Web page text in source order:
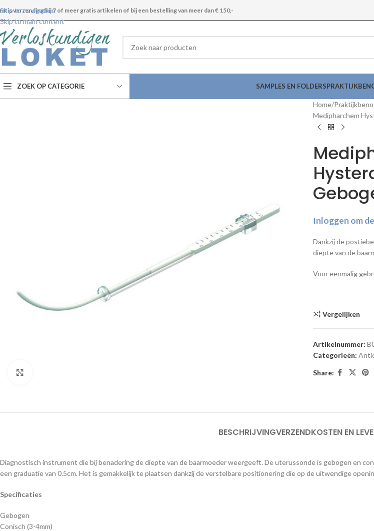
Skip to navigation
Skip to main content
verzending bij 7 of meer gratis artikelen of bij een bestelling van meer dan € 150,-
ZOEK OP CATEGORIE SAMPLES EN FOLDERS
Home
Medipharchem
Inloggen om
Dankzij de
diepte van de
Voor eenmalig
Vergelijken
Artikelnummer:
Categorieën:
Share:
BESCHRIJVINGVERZENDKOSTEN EN
Diagnostisch instrument die bij benadering de diepte van de baarmoeder weergeeft. De uterussonde is gebogen en
een graduatie van 0.5cm. Het is gemakkelijk te plaatsen dankzij de verstelbare positionering die op de uitwendige
Specificaties
Gebogen
Conisch (3-4mm)